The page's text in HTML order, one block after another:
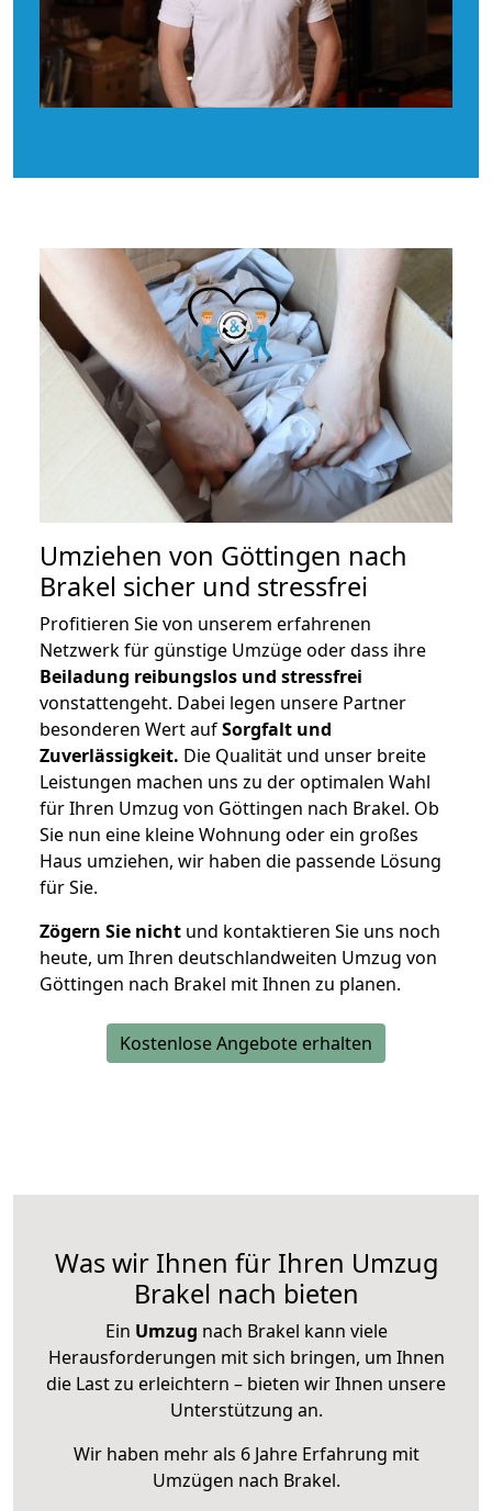
Umziehen von Göttingen nach
Brakel sicher und stressfrei
Profitieren Sie von unserem erfahrenen
Netzwerk für günstige Umzüge oder dass ihre
Beiladung reibungslos und stressfrei
vonstattengeht. Dabei legen unsere Partner
besonderen Wert aufSorgfalt und
Zuverlässigkeit. Die Qualität und unser breite
Leistungen machen uns zu der optimalen Wahl
für Ihren Umzug von Göttingen nach Brakel. Ob
Sie nun eine kleine Wohnung oder ein großes
Haus umziehen, wir haben die passende Lösung
für Sie.
Zögern Sie nicht und kontaktieren Sie uns noch
heute, um Ihren deutschlandweiten Umzug von
Göttingen nach Brakel mit Ihnen zu planen.
Kostenlose Angebote erhalten
Was wir Ihnen für Ihren Umzug
Brakel nach bieten
Ein Umzug nach Brakel kann viele
Herausforderungen mit sich bringen, um Ihnen
die Last zu erleichtern – bieten wir Ihnen unsere
Unterstützung an.
Wir haben mehr als 6 Jahre Erfahrung mit
Umzügen nach Brakel.